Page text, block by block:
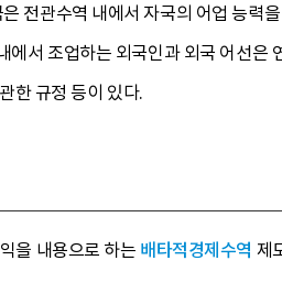
전관수역 내에서 자국의 어업 능력
서 조업하는 외국인과 외국 어선은
한 규정 등이 있다.
을 내용으로 하는 배타적경제수역 제